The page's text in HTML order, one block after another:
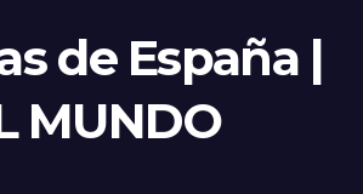
de España |
MUNDO